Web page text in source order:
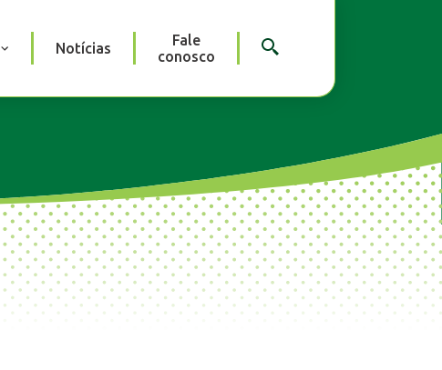
Notícias
Fale
conosco